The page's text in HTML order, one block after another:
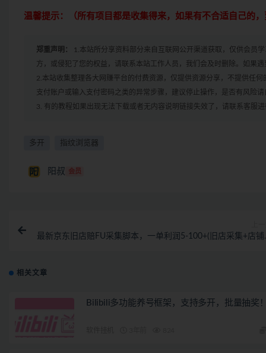
温馨提示：（所有项目都是收集得来，如果有不合适自己的
郑重声明：
1.本站所分享资料部分来自互联网公开渠道获取，仅供会员
方，或侵犯了您的权益，请联系本站工作人员，我们会及时删除。如果
2.本站收集整理各大网赚平台的付费资源，仅提供资源分享，不提供任
支付账户或输入支付密码之类的异常步骤，建议停止操作，是否有风险请
3. 有的教程如果出现无法下载或者无内容说明链接失效了，请联系客服进
多开 指纹浏览器
阳叔 会员
最新京东旧店赔FU采集脚本，一单利润5-100+(旧店采集+店铺
相关文章
Bilibili多功能养号框架，支持多开，批量抽奖